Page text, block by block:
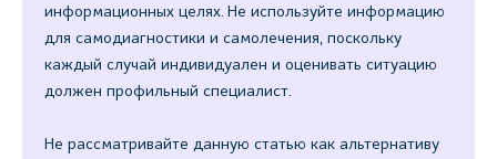
информационных целях. Не используйте информацию
для самодиагностики и самолечения, поскольку
каждый случай индивидуален и оценивать ситуацию
должен профильный специалист.
Не рассматривайте данную статью как альтернативу